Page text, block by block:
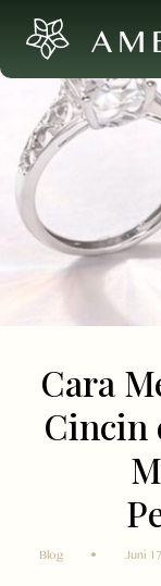
Cara
Cincin
Blog Juni